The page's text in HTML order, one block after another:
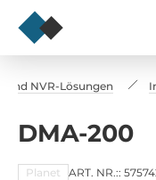
und NVR-Lösungen
DMA-200
Planet ART. NR.::